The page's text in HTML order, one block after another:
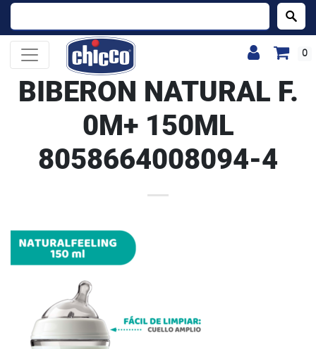
Buscar:
0
BIBERON NATURAL F.
0M+ 150ML
8058664008094-4